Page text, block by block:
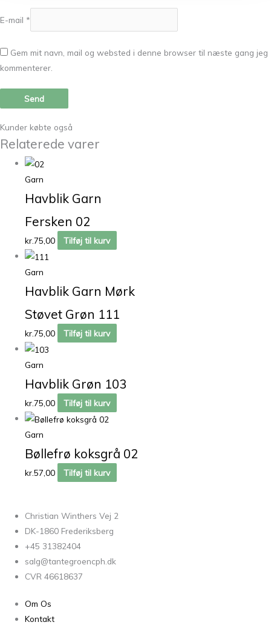
E-mail *
Gem mit navn, mail og websted i denne browser til næste gang jeg
kommenterer.
Kunder købte også
Relaterede varer
Garn
Havblik Garn
Fersken 02
kr.75,00 Tilføj til kurv
Garn
Havblik Garn Mørk
Støvet Grøn 111
kr.75,00 Tilføj til kurv
Garn
Havblik Grøn 103
kr.75,00 Tilføj til kurv
Garn
Bøllefrø koksgrå 02
kr.57,00 Tilføj til kurv
Christian Winthers Vej 2
DK-1860 Frederiksberg
+45 31382404
salg@tantegroencph.dk
CVR 46618637
Om Os
Kontakt